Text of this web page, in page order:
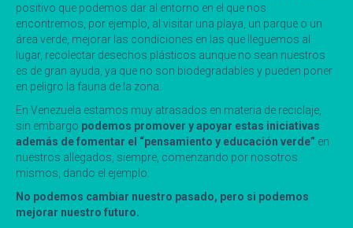
positivo que podemos dar al entorno en el que nos
encontremos, por ejemplo, al visitar una playa, un parque o un
área verde, mejorar las condiciones en las que lleguemos al
lugar, recolectar desechos plásticos aunque no sean nuestros
es de gran ayuda, ya que no son biodegradables y pueden poner
en peligro la fauna de la zona.
En Venezuela estamos muy atrasados en materia de reciclaje,
sin embargo podemos promover y apoyar estas iniciativas
además de fomentar el “pensamiento y educación verde” en
nuestros allegados, siempre, comenzando por nosotros
mismos, dando el ejemplo.
No podemos cambiar nuestro pasado, pero si podemos
mejorar nuestro futuro.